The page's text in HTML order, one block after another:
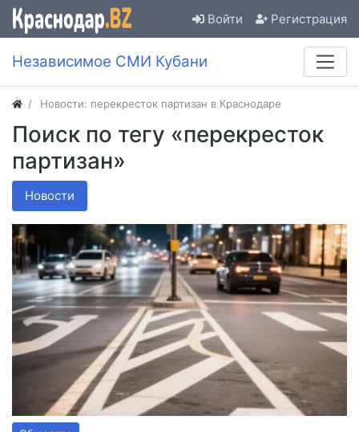
Войти Регистрация
Независимое СМИ Кубани
Новости: перекресток партизан в Краснодаре
Поиск по тегу «перекресток
партизан»
Новости